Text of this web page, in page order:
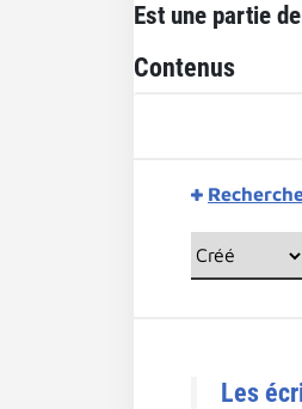
Est une partie de
Contenus
Les